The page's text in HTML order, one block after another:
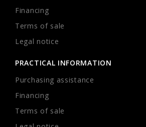
Financing
Terms of sale
Legal notice
PRACTICAL INFORMATION
Purchasing assistance
Financing
Terms of sale